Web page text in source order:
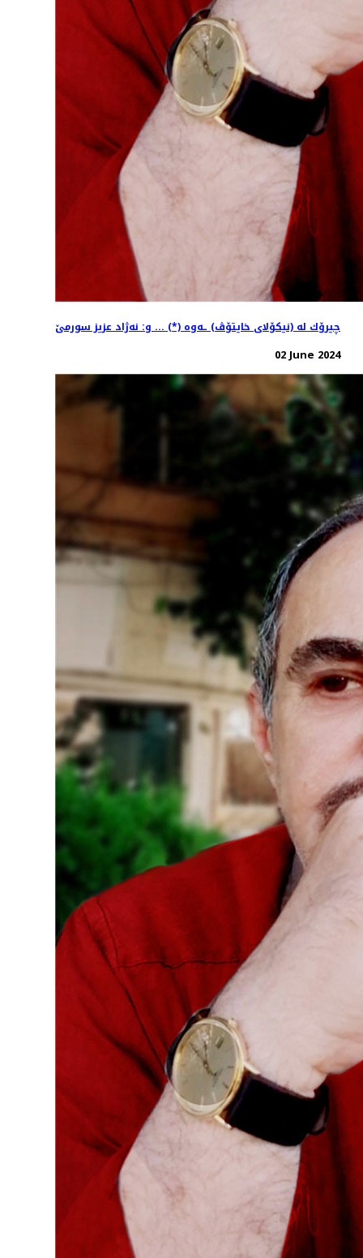
چیرۆك له‌ (نیكۆلای خایتۆڤ) ـه‌وه‌ (*) ... و: نه‌ژاد عزیز سورمێ
02 June 2024